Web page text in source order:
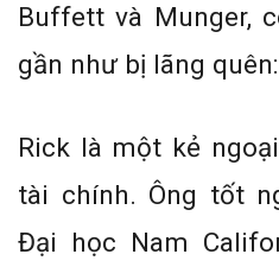
Buffett và Munger,
gần như bị lãng quên:
Rick là một kẻ
tài chính. Ông tốt
Đại học Nam